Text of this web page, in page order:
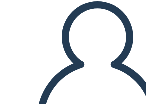
Copy this Storyboard
CREATE A STORYBOARD
PLAY SLIDESHOW
READ TO ME